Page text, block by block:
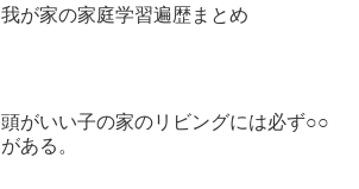
我が家の家庭学習遍歴まとめ
頭がいい子の家のリビングには必ず○○
がある。